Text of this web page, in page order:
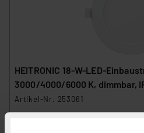
HEITRONIC 18-W-LED-
3000/4000/6000 K, dimmbar,
Artikel-Nr. 253061